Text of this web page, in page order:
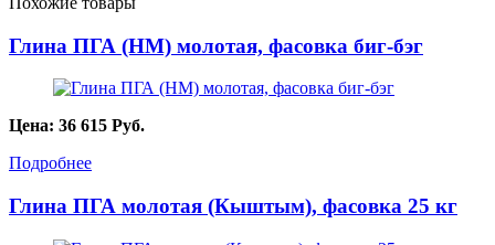
Глина ПГА (НМ) молотая, фасовка биг-бэг
Цена: 36 615 Руб.
Подробнее
Глина ПГА молотая (Кыштым), фасовка 25 кг